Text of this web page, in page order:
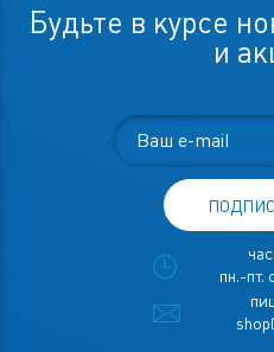
Будьте в курсе
и
пн.-пт.